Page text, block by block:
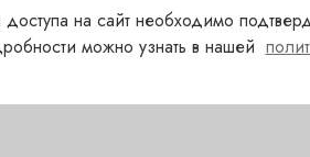
на сайт необходимо
можно узнать в нашей